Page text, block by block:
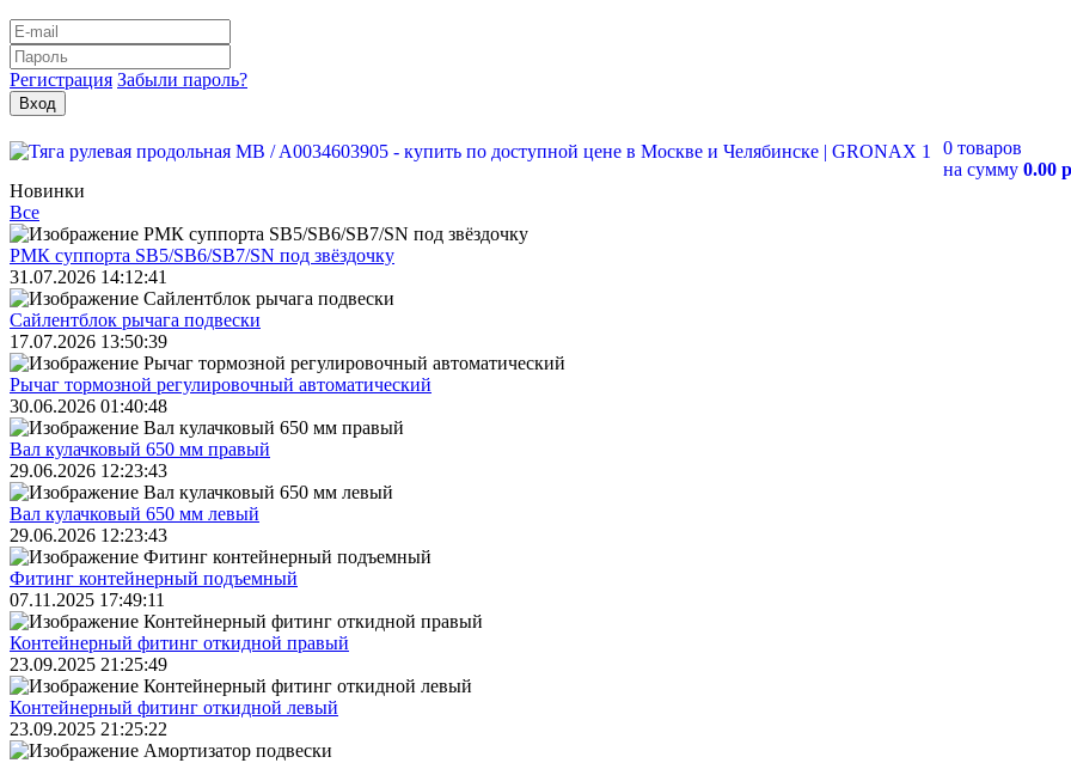
Регистрация Забыли пароль?
0 товаров
на сумму 0.00
Новинки
Все
РМК суппорта SB5/SB6/SB7/SN под звёздочку
31.07.2026 14:12:41
Сайлентблок рычага подвески
17.07.2026 13:50:39
Рычаг тормозной регулировочный автоматический
30.06.2026 01:40:48
Вал кулачковый 650 мм правый
29.06.2026 12:23:43
Вал кулачковый 650 мм левый
29.06.2026 12:23:43
Фитинг контейнерный подъемный
07.11.2025 17:49:11
Контейнерный фитинг откидной правый
23.09.2025 21:25:49
Контейнерный фитинг откидной левый
23.09.2025 21:25:22